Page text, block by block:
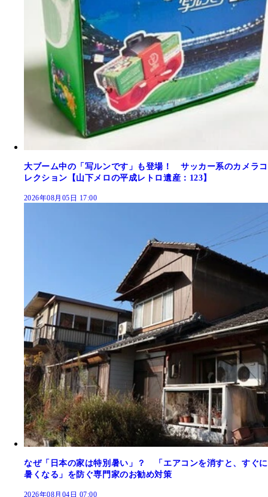
大ブーム中の「写ルンです」も登場！ サッカー系のカメラコ
レクション【山下メロの平成レトロ遺産：123】
2026年08月05日 17:00
なぜ「日本の家は特別暑い」？ 「エアコンを消すと、すぐに
暑くなる」を防ぐ専門家のお勧め対策
2026年08月04日 07:00